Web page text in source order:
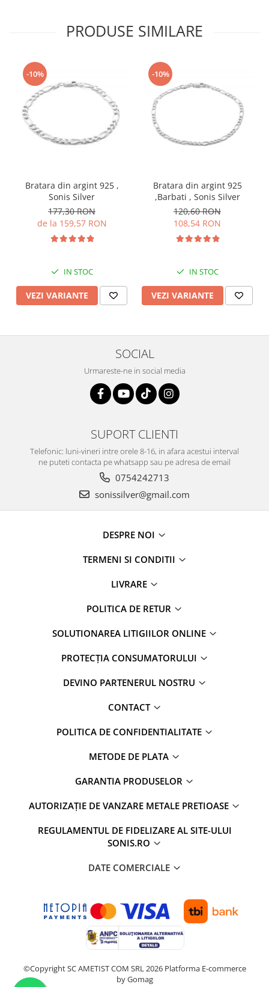
PRODUSE SIMILARE
-10%
Bratara din argint 925 ,
Sonis Silver
177,30 RON
de la 159,57 RON
IN STOC
VEZI VARIANTE
-10%
Bratara din argint 925
,Barbati , Sonis Silver
120,60 RON
108,54 RON
IN STOC
VEZI VARIANTE
SOCIAL
Urmareste-ne in social media
SUPORT CLIENTI
Telefonic: luni-vineri intre orele 8-16, in afara acestui interval
ne puteti contacta pe whatsapp sau pe adresa de email
0754242713
sonissilver@gmail.com
DESPRE NOI
TERMENI SI CONDITII
LIVRARE
POLITICA DE RETUR
SOLUTIONAREA LITIGIILOR ONLINE
PROTECȚIA CONSUMATORULUI
DEVINO PARTENERUL NOSTRU
CONTACT
POLITICA DE CONFIDENTIALITATE
METODE DE PLATA
GARANTIA PRODUSELOR
AUTORIZAȚIE DE VANZARE METALE PRETIOASE
REGULAMENTUL DE FIDELIZARE AL SITE-ULUI
SONIS.RO
DATE COMERCIALE
©Copyright SC AMETIST COM SRL 2026 Platforma E-commerce
by Gomag